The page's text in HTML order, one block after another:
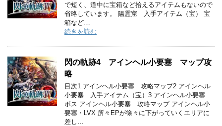
で短く、道中に宝箱など拾えるアイテムもないので
省略しています。 陽霊窟 入手アイテム（宝） 宝
箱など…
続きを読む
閃の軌跡4 アインヘル小要塞 マップ攻
略
目次1 アインヘル小要塞 攻略マップ2 アインヘル
小要塞 入手アイテム（宝）3 アインヘル小要塞
ボス アインヘル小要塞 攻略マップ アインヘル小
要塞・LVX 所々EPが徐々に下がっていくエリアに
差し…